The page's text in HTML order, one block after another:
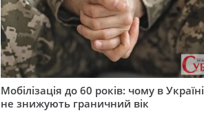
Мобілізація до 60 років: чому в Україні
не знижують граничний вік